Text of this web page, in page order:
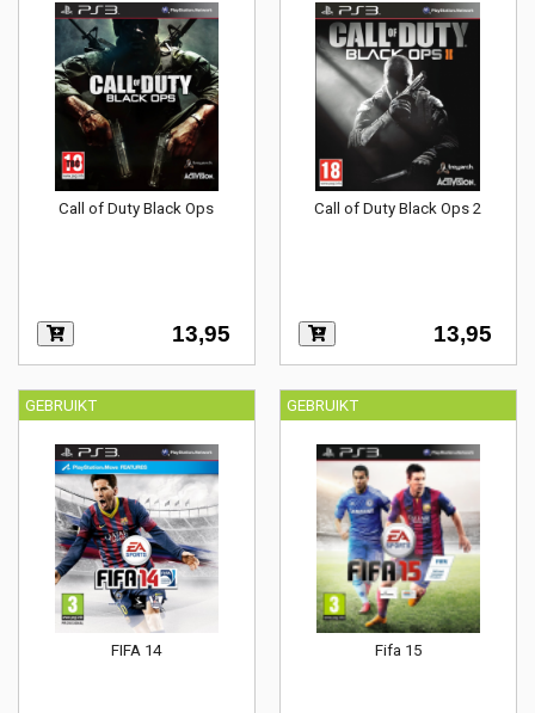
Call of Duty Black Ops
13,95
Call of Duty Black Ops 2
13,95
GEBRUIKT
FIFA 14
GEBRUIKT
Fifa 15